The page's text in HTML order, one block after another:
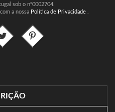
sob o nº0002704.
a nossa Política de Privacidade